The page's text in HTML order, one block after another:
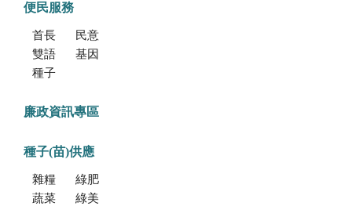
便民服務
首長信箱
民意信箱
雙語學習專區
基因改造植物委託檢測服務
種子調製加工暨寄倉服務
廉政資訊專區
種子(苗)供應
雜糧種子
綠肥種子
蔬菜種子
綠美化種苗